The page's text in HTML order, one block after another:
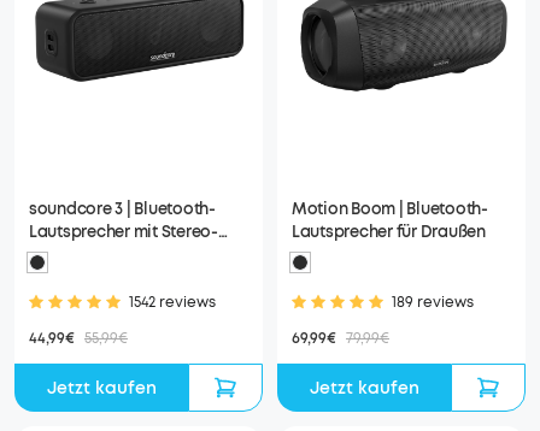
soundcore 3 | Bluetooth-
Lautsprecher mit Stereo-
Sound
1542 reviews
44,99€ 55,99€
Jetzt kaufen
Motion Boom | Bluetooth-
Lautsprecher für Draußen
189 reviews
69,99€ 79,99€
Jetzt kaufen